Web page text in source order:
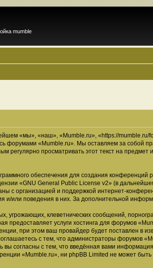
mumble
«мы», «наш», «Mumble.ru», «https://mumble.ru/
форумами «Mumble.ru». Мы оставляем за собой
регулярно просматривать этот текст на
обеспечения для создания
«GNU General Public License v2» (в
с организацией и поддержкой интернет-
и/или поведения в них. За дополнительной
угрожающих, клеветнических сообщений,
предоставляет услуги хостинга для форумов
при этом ваш провайдер будет поставлен в
с тем, что администраторы форумов
вы согласны с тем, что введённая вами
«Mumble.ru», ни phpBB Limited не может быть